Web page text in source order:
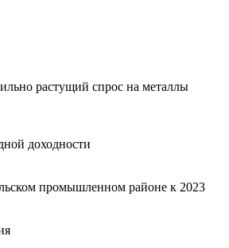
растущий спрос на металлы
доходности
промышленном районе к 2023